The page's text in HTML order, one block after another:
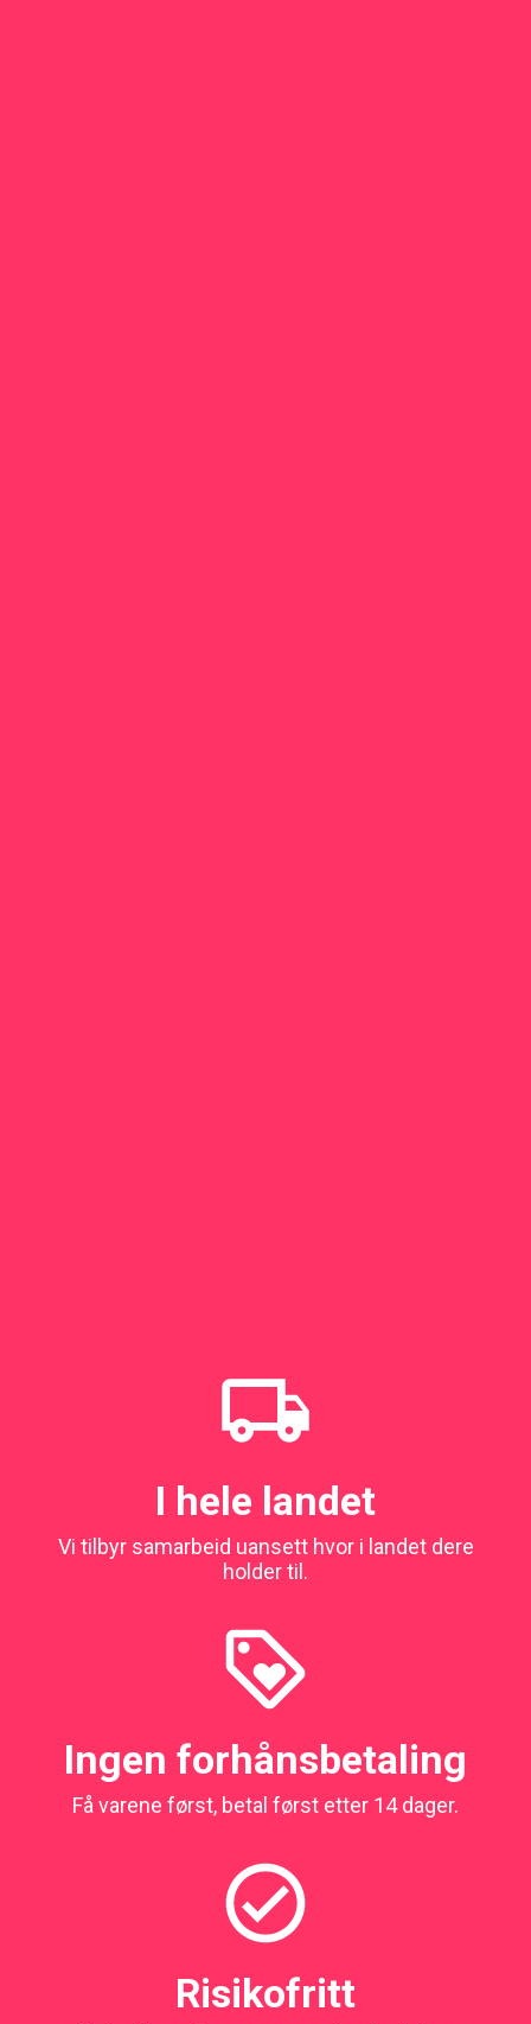
I hele landet
Vi tilbyr samarbeid uansett hvor i landet dere
holder til.
Ingen forhånsbetaling
Få varene først, betal først etter 14 dager.
Risikofritt